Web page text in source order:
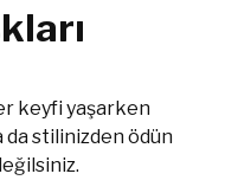
keyfi yaşarken
stilinizden ödün